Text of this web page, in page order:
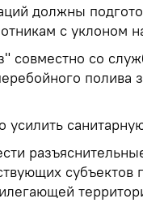
должны
с уклоном
совместно со
полива